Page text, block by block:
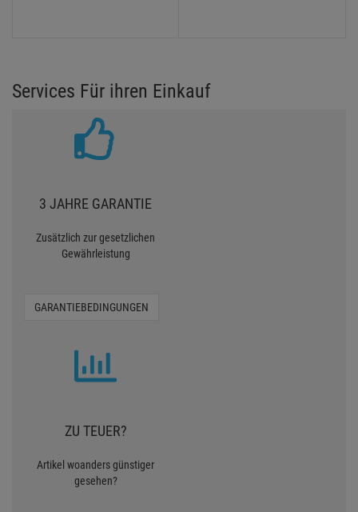
Services Für ihren Einkauf
3 JAHRE GARANTIE
Zusätzlich zur gesetzlichen
Gewährleistung
GARANTIEBEDINGUNGEN
ZU TEUER?
Artikel woanders günstiger
gesehen?